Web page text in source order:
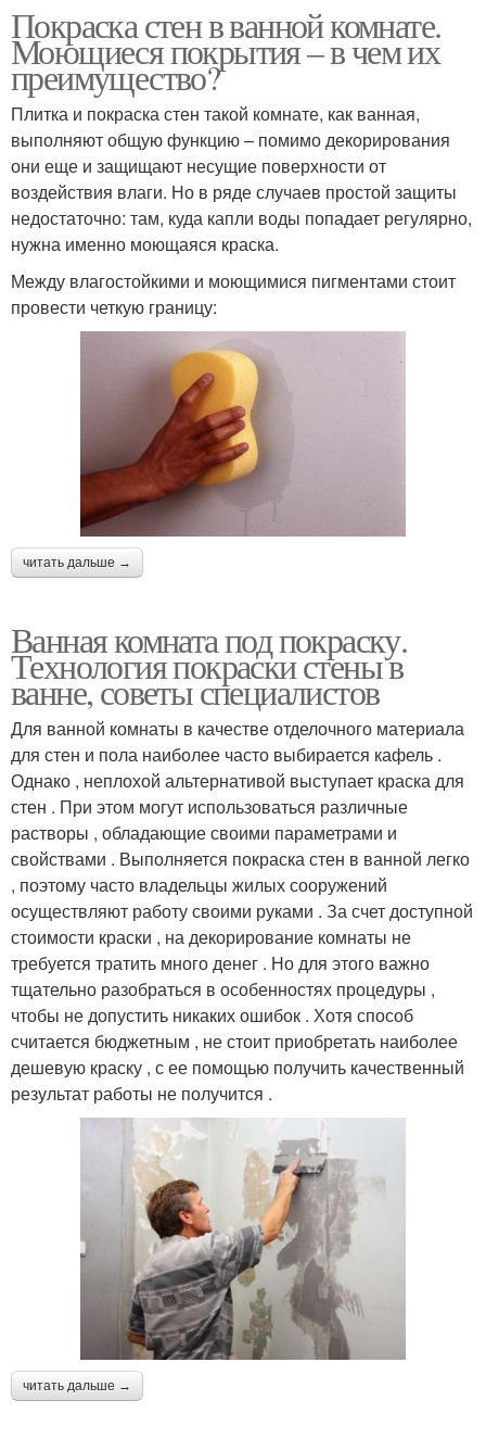
Покраска стен в ванной комнате.
Моющиеся покрытия – в чем их
преимущество?
Плитка и покраска стен такой комнате, как ванная,
выполняют общую функцию – помимо декорирования
они еще и защищают несущие поверхности от
воздействия влаги. Но в ряде случаев простой защиты
недостаточно: там, куда капли воды попадает регулярно,
нужна именно моющаяся краска.
Между влагостойкими и моющимися пигментами стоит
провести четкую границу:
читать дальше →
Ванная комната под покраску.
Технология покраски стены в
ванне, советы специалистов
Для ванной комнаты в качестве отделочного материала
для стен и пола наиболее часто выбирается кафель .
Однако , неплохой альтернативой выступает краска для
стен . При этом могут использоваться различные
растворы , обладающие своими параметрами и
свойствами . Выполняется покраска стен в ванной легко
, поэтому часто владельцы жилых сооружений
осуществляют работу своими руками . За счет доступной
стоимости краски , на декорирование комнаты не
требуется тратить много денег . Но для этого важно
тщательно разобраться в особенностях процедуры ,
чтобы не допустить никаких ошибок . Хотя способ
считается бюджетным , не стоит приобретать наиболее
дешевую краску , с ее помощью получить качественный
результат работы не получится .
читать дальше →